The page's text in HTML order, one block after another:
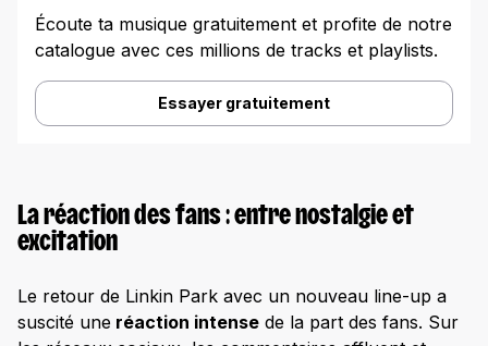
Écoute ta musique gratuitement et profite de notre
catalogue avec ces millions de tracks et playlists.
Essayer gratuitement
La réaction des fans : entre nostalgie et
excitation
Le retour de Linkin Park avec un nouveau line-up a
suscité une réaction intense de la part des fans. Sur